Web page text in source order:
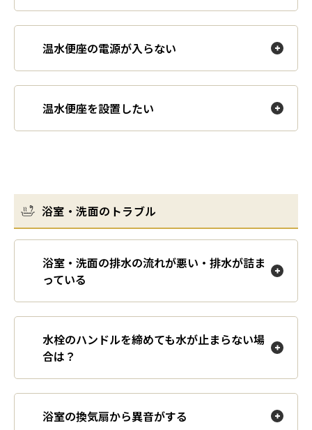
温水便座の電源が入らない
温水便座を設置したい
浴室・洗面のトラブル
浴室・洗面の排水の流れが悪い・排水が詰ま
っている
水栓のハンドルを締めても水が止まらない場
合は？
浴室の換気扇から異音がする